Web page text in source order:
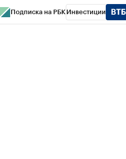
Подписка на РБК Инвестиции